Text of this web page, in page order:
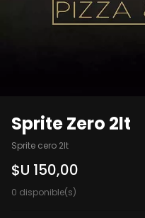
Sprite Zero 2lt
Sprite cero 2lt
$U 150,00
0 disponible(s)